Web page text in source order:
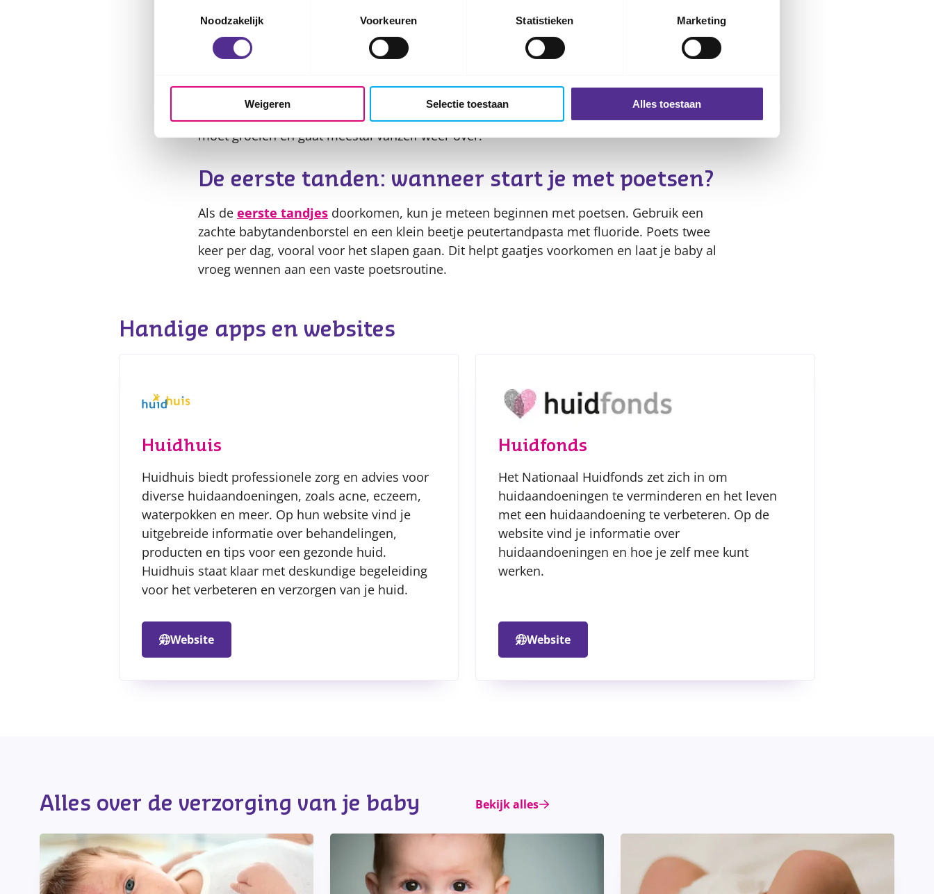
Noodzakelijk
Voorkeuren Statistieken Marketing
Weigeren Selectie toestaan Alles toestaan
Babynagels groeien snel en daardoor kunnen baby’s zichzelf soms krabben. In het begin
zijn de nagels nog zacht. Je kunt ze dan het beste voorzichtig vijlen in één richting, of ze
nagels harder zijn. Gebruik dan een speciaal babyschaartje. Soms kan de nagelriem van
teennagels wat rood worden of een klein puskopje krijgen. Dit komt doordat de nagel nog
moet groeien en gaat meestal vanzelf weer over.
De eerste tanden: wanneer start je met poetsen?
Als de eerste tandjes doorkomen, kun je meteen beginnen met poetsen. Gebruik een
zachte baby­tandenborstel en een klein beetje peutertandpasta met fluoride. Poets twee
keer per dag, vooral voor het slapen gaan. Dit helpt gaatjes voorkomen en laat je baby al
vroeg wennen aan een vaste poetsroutine.
Handige apps en websites
Huidhuis
Huidhuis biedt professionele zorg en advies voor
diverse huidaandoeningen, zoals acne, eczeem,
waterpokken en meer. Op hun website vind je
uitgebreide informatie over behandelingen,
producten en tips voor een gezonde huid.
Huidhuis staat klaar met deskundige begeleiding
voor het verbeteren en verzorgen van je huid.
Website
Huidfonds
Het Nationaal Huidfonds zet zich in om
huidaandoeningen te verminderen en het leven
met een huidaandoening te verbeteren. Op de
website vind je informatie over
huidaandoeningen en hoe je zelf mee kunt
werken.
Website
Alles over de verzorging van je baby Bekijk alles